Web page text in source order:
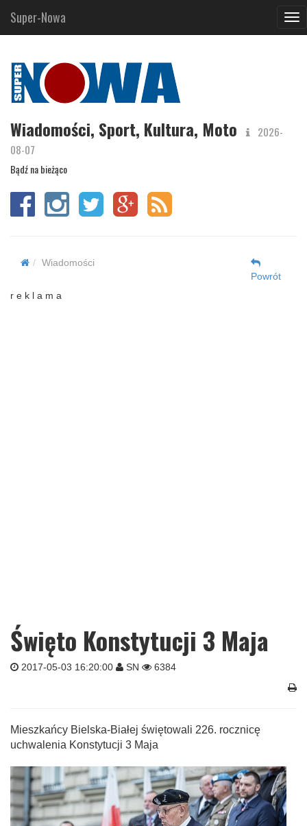
Super-Nowa
Wiadomości, Sport, Kultura, Moto
2026-
08-07
Bądź na bieżąco
Wiadomości
Powrót
r e k l a m a
Święto Konstytucji 3 Maja
2017-05-03 16:20:00 SN 6384
Mieszkańcy Bielska-Białej świętowali 226. rocznicę
uchwalenia Konstytucji 3 Maja